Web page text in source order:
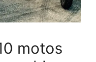
motos